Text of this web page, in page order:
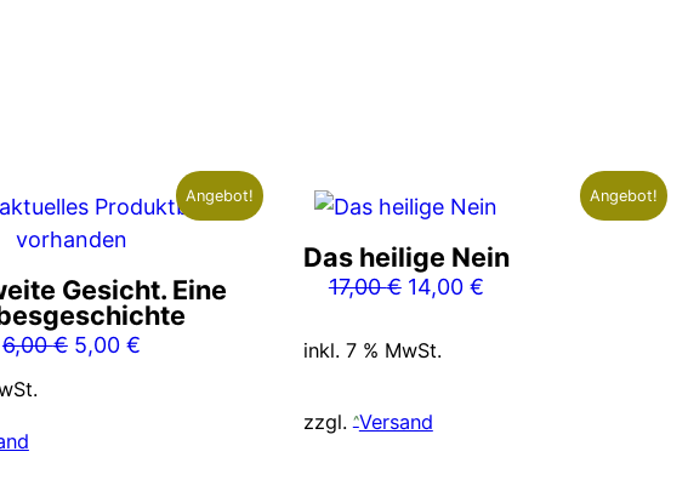
Angebot!
Gesicht. Eine
6,00€ Ursprünglicher
5,00 €Aktueller
Angebot!
Das heilige Nein
17,00€ Ursprünglicher
war:
14,00 €Aktueller
inkl. 7 % MwSt.
zzgl. Versand